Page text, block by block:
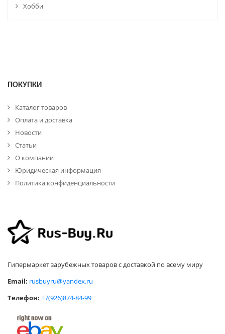
Хобби
ПОКУПКИ
Каталог товаров
Оплата и доставка
Новости
Статьи
О компании
Юридическая информация
Политика конфиденциальности
Гипермаркет зарубежных товаров с доставкой по всему миру
Email: rusbuyru@yandex.ru
Телефон: +7(926)874-84-99